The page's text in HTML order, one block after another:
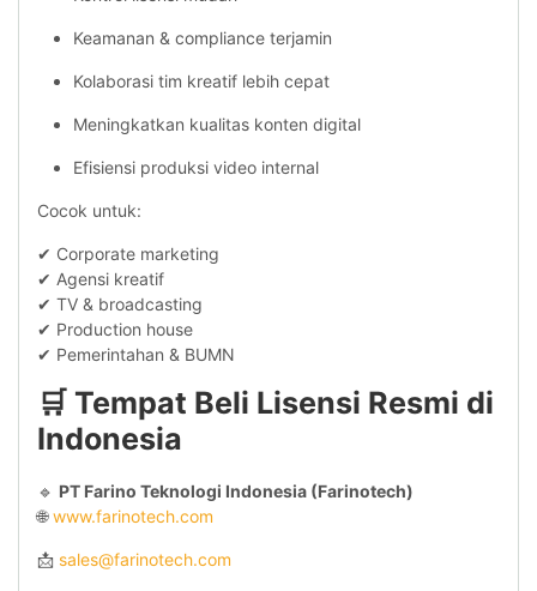
Keamanan & compliance terjamin
Kolaborasi tim kreatif lebih cepat
Meningkatkan kualitas konten digital
Efisiensi produksi video internal
Cocok untuk:
✔ Corporate marketing
✔ Agensi kreatif
✔ TV & broadcasting
✔ Production house
✔ Pemerintahan & BUMN
🛒 Tempat Beli Lisensi Resmi di
Indonesia
🔹 PT Farino Teknologi Indonesia (Farinotech)
🌐www.farinotech.com
📩 sales@farinotech.com